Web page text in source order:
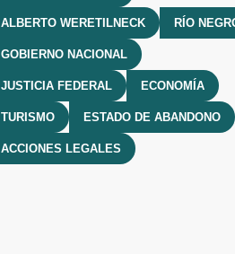
ALBERTO WERETILNECK RÍO
GOBIERNO NACIONAL
JUSTICIA FEDERAL ECONOMÍA
TURISMO ESTADO DE ABANDONO
ACCIONES LEGALES